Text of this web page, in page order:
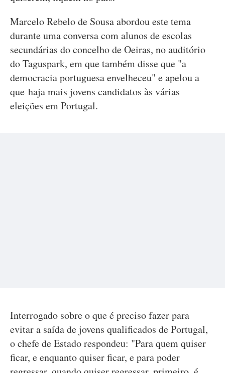
Marcelo Rebelo de Sousa abordou este tema
durante uma conversa com alunos de escolas
secundárias do concelho de Oeiras, no auditório
do Taguspark, em que também disse que "a
democracia portuguesa envelheceu" e apelou a
que haja mais jovens candidatos às várias
eleições em Portugal.
Interrogado sobre o que é preciso fazer para
evitar a saída de jovens qualificados de Portugal,
o chefe de Estado respondeu: "Para quem quiser
ficar, e enquanto quiser ficar, e para poder